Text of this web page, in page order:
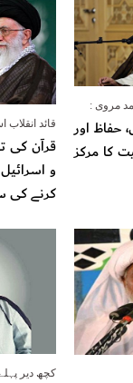
مروی :
حفاظ اور
کا مرکز
قائد انقلاب
قرآن کی
و
کرنے کی
کچھ دیر